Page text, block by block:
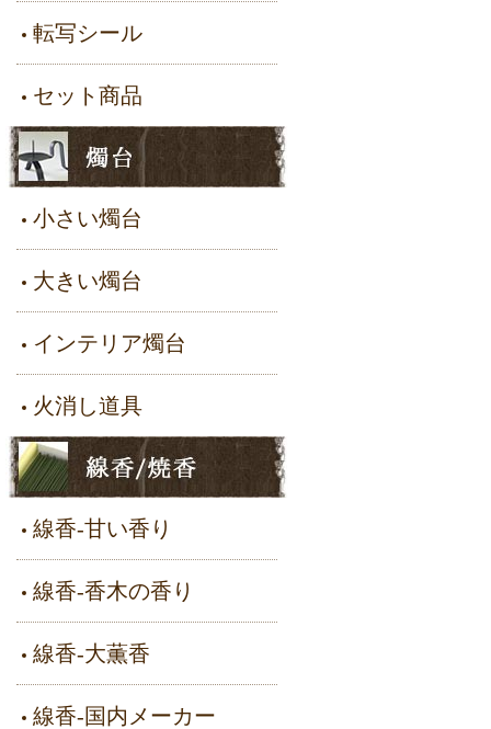
転写シール
セット商品
小さい燭台
大きい燭台
インテリア燭台
火消し道具
線香-甘い香り
線香-香木の香り
線香-大薫香
線香-国内メーカー